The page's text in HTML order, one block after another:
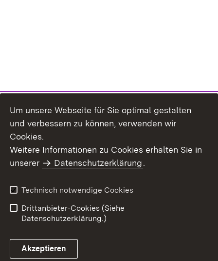
Um unsere Webseite für Sie optimal gestalten
und verbessern zu können, verwenden wir
Cookies.
Weitere Informationen zu Cookies erhalten Sie in
unserer
Datenschutzerklärung.
Technisch notwendige Cookies
Drittanbieter-Cookies (Siehe
Datenschutzerklärung.)
Akzeptieren